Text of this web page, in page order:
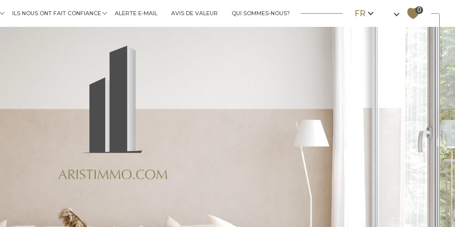
immobilier professionnel nos biens vendus
ILS NOUS ONT FAIT CONFIANCE ALERTE E-MAIL AVIS DE VALEUR QUI SOMMES-NOUS? Langue
FR 0